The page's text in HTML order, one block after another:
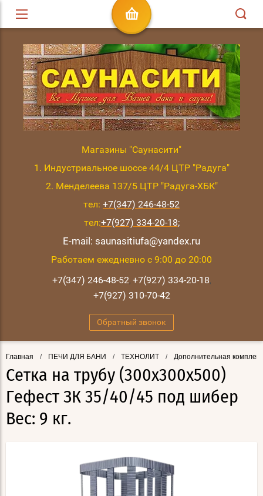
Магазины "Саунасити"
1. Индустриальное шоссе 44/4 ЦТР "Радуга"
2. Менделеева 137/5 ЦТР "Радуга-ХБК"
тел: +7(347) 246-48-52
тел:+7(927) 334-20-18;
E-mail: saunasitiufa@yandex.ru
Работаем ежедневно с 9:00 до 20:00
+7(347) 246-48-52, +7(927) 334-20-18,
+7(927) 310-70-42
Обратный звонок
Главная / ПЕЧИ ДЛЯ БАНИ / ТЕХНОЛИТ / Дополнительная
Сетка на трубу (300х300х500)
Гефест ЗК 35/40/45 под шибер
Вес: 9 кг.